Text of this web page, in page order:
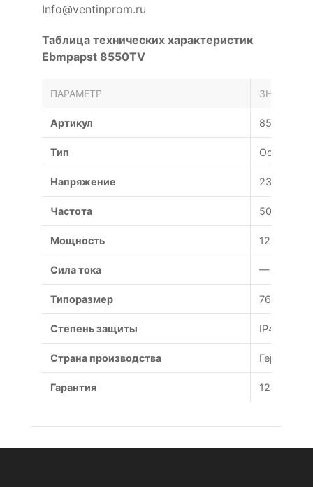
Info@ventinprom.ru
Таблица технических характеристик
Ebmpapst 8550TV
ПАРАМЕТР ЗНАЧЕНИЕ
Артикул 8550TV
Тип Осевой
Напряжение 230 В
Частота 50 Гц
Мощность 12 Вт
Сила тока — А
Типоразмер 76x37 мм
Степень защиты IP44
Страна производства Германия
Гарантия 12